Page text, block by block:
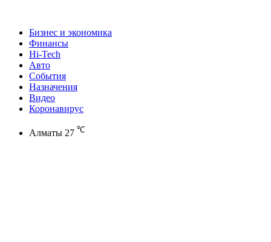
Бизнес и экономика
Финансы
Hi-Tech
Авто
События
Назначения
Видео
Коронавирус
Алматы 27 ℃